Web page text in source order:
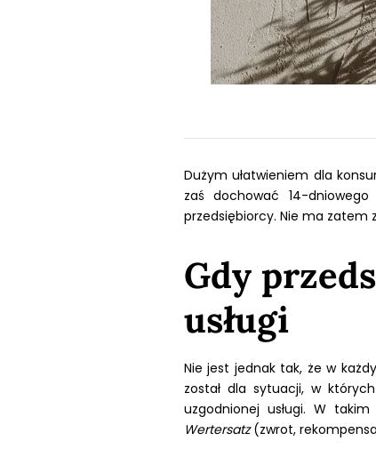
Dużym ułatwieniem dla
zaś dochować 14-
przedsiębiorcy. Nie ma zatem
Gdy
usługi
Nie jest jednak tak, że w
został dla sytuacji, w
uzgodnionej usługi. W
Wertersatz(zwrot,